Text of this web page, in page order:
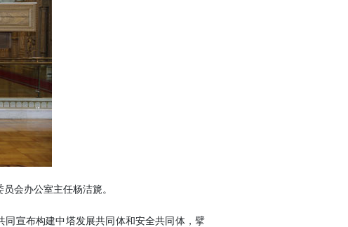
会办公室主任杨洁篪。
宣布构建中塔发展共同体和安全共同体，擘